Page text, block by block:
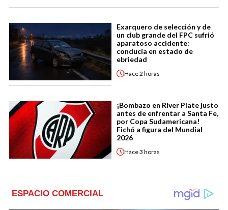
Exarquero de selección y de
un club grande del FPC sufrió
aparatoso accidente:
conducía en estado de
ebriedad
Hace2 horas
¡Bombazo en River Plate justo
antes de enfrentar a Santa Fe,
por Copa Sudamericana!
Fichó a figura del Mundial
2026
Hace3 horas